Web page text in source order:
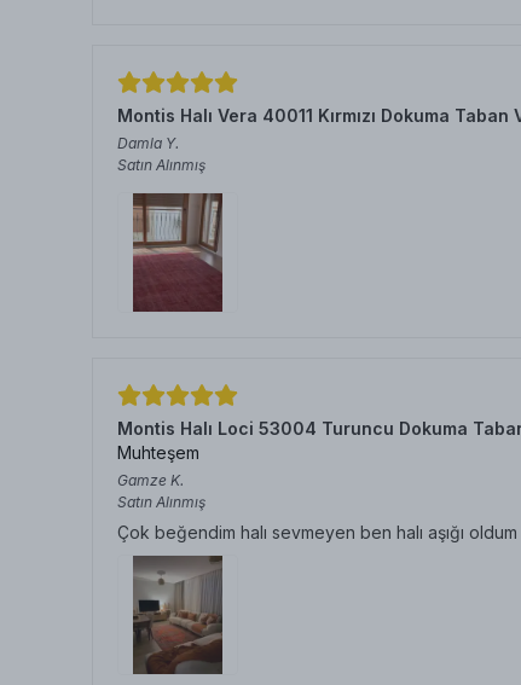
Montis Halı Vera 40011 Kırmızı Dokuma Taban
Damla Y.
Satın Alınmış
Montis Halı Loci 53004 Turuncu Dokuma
Muhteşem
Gamze K.
Satın Alınmış
Çok beğendim halı sevmeyen ben halı aşığı